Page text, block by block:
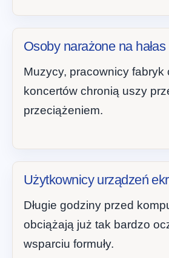
Osoby narażone na hałas
Muzycy, pracownicy fabryk
koncertów chronią uszy
przeciążeniem.
Użytkownicy urządzeń
Długie godziny przed
obciążają już tak bardzo
wsparciu formuły.